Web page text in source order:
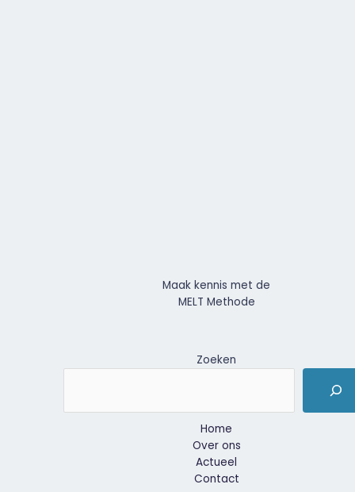
Maak kennis met de
MELT Methode
Zoeken
Home
Over ons
Actueel
Contact